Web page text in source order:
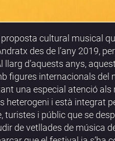
cultural musical
des de l’any 2019,
llarg d’aquests anys, aquest
figures internacionals del
una especial atenció als
heterogeni i està integrat
turistes i públic que se
de vetllades de música